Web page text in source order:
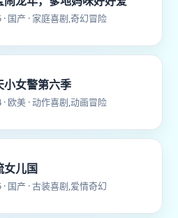
· 国产 · 家庭喜剧,奇幻冒险
小女警第六季
· 欧美 · 动作喜剧,动画冒险
女儿国
· 国产 · 古装喜剧,爱情奇幻